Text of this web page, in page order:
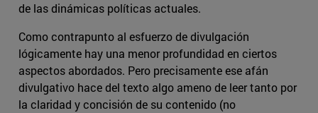
de las dinámicas políticas actuales.
Como contrapunto al esfuerzo de divulgación
lógicamente hay una menor profundidad en ciertos
aspectos abordados. Pero precisamente ese afán
divulgativo hace del texto algo ameno de leer tanto por
la claridad y concisión de su contenido (no